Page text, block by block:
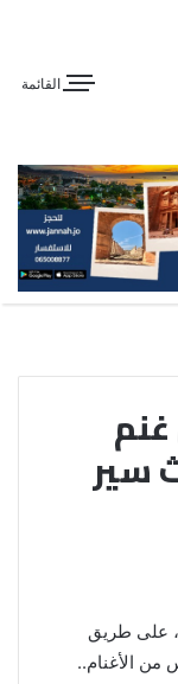
القائمة
غنم
سير
على طريق